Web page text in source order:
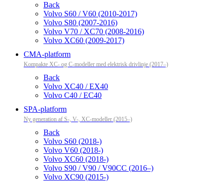
Back
Volvo S60 / V60 (2010-2017)
Volvo S80 (2007-2016)
Volvo V70 / XC70 (2008-2016)
Volvo XC60 (2009-2017)
CMA-platform
Kompakte XC- og C-modeller med elektrisk drivlinje (2017–)
Back
Volvo XC40 / EX40
Volvo C40 / EC40
SPA-platform
Ny generation af S-, V-, XC-modeller (2015–)
Back
Volvo S60 (2018-)
Volvo V60 (2018-)
Volvo XC60 (2018-)
Volvo S90 / V90 / V90CC (2016–)
Volvo XC90 (2015-)